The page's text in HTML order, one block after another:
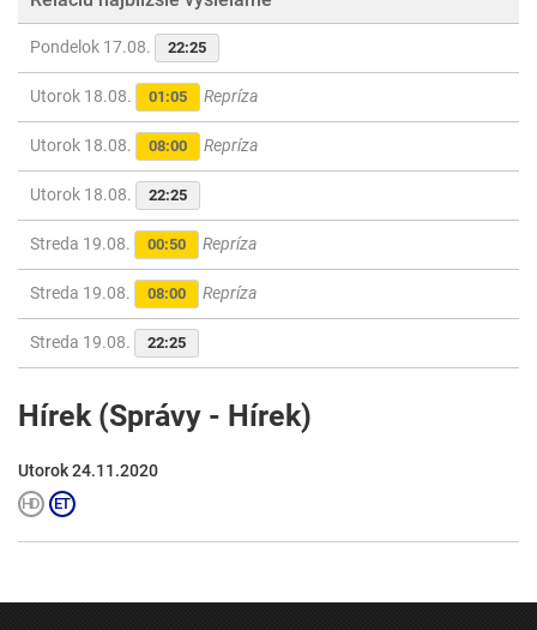
Pondelok 17.08. 22:25
Utorok 18.08. 01:05 Repríza
Utorok 18.08. 08:00 Repríza
Utorok 18.08. 22:25
Streda 19.08. 00:50 Repríza
Streda 19.08. 08:00 Repríza
Streda 19.08. 22:25
Hírek (Správy - Hírek)
Utorok 24.11.2020